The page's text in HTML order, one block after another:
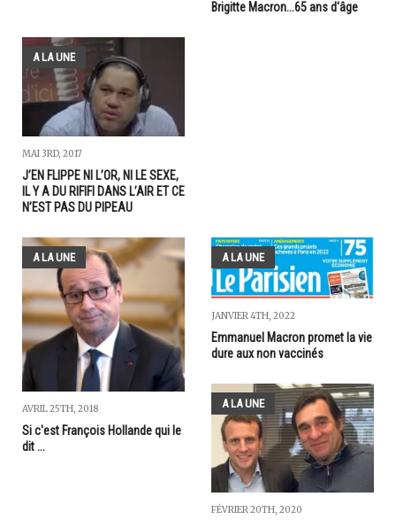
Brigitte Macron...65 ans d'âge
A LA UNE
MAI 3RD, 2017
J’EN FLIPPE NI L’OR, NI LE SEXE,
IL Y A DU RIFIFI DANS L’AIR ET CE
N’EST PAS DU PIPEAU
A LA UNE
AVRIL 25TH, 2018
Si c'est François Hollande qui le
dit ...
A LA UNE
JANVIER 4TH, 2022
Emmanuel Macron promet la vie
dure aux non vaccinés
A LA UNE
FÉVRIER 20TH, 2020